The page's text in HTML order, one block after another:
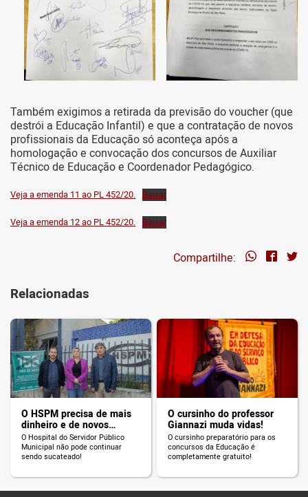
Também exigimos a retirada da previsão do voucher (que
destrói a Educação Infantil) e que a contratação de novos
profissionais da Educação só aconteça após a
homologação e convocação dos concursos de Auxiliar
Técnico de Educação e Coordenador Pedagógico.
Veja a emenda 11 ao PL 452/20. Baixar
Veja a emenda 12 ao PL 452/20. Baixar
Compartilhe:
Relacionadas
O HSPM precisa de mais
dinheiro e de novos
servidores!
O Hospital do Servidor Público
Municipal não pode continuar
sendo sucateado!
O cursinho do professor
Giannazi muda vidas!
O cursinho preparatório para os
concursos da Educação é
completamente gratuito!